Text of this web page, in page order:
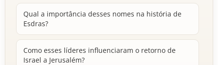
Qual a importância desses nomes na história de
Esdras?
Como esses líderes influenciaram o retorno de
Israel a Jerusalém?